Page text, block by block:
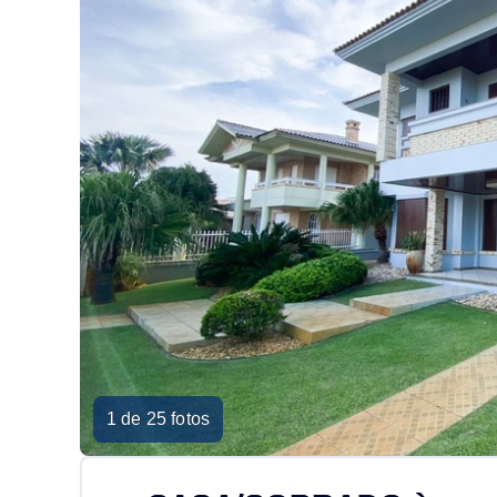
1 de 25 fotos